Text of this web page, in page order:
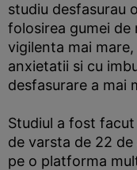
studiu desfasurau
folosirea gumei
vigilenta mai
anxietatii si cu
desfasurare a mai
Studiul a fost
de varsta de 22
pe o platforma